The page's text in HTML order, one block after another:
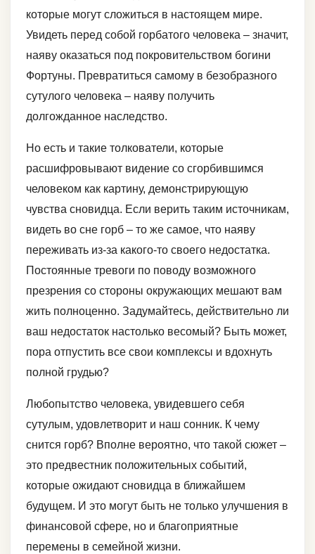
которые могут сложиться в настоящем мире.
Увидеть перед собой горбатого человека – значит,
наяву оказаться под покровительством богини
Фортуны. Превратиться самому в безобразного
сутулого человека – наяву получить
долгожданное наследство.
Но есть и такие толкователи, которые
расшифровывают видение со сгорбившимся
человеком как картину, демонстрирующую
чувства сновидца. Если верить таким источникам,
видеть во сне горб – то же самое, что наяву
переживать из-за какого-то своего недостатка.
Постоянные тревоги по поводу возможного
презрения со стороны окружающих мешают вам
жить полноценно. Задумайтесь, действительно ли
ваш недостаток настолько весомый? Быть может,
пора отпустить все свои комплексы и вдохнуть
полной грудью?
Любопытство человека, увидевшего себя
сутулым, удовлетворит и наш сонник. К чему
снится горб? Вполне вероятно, что такой сюжет –
это предвестник положительных событий,
которые ожидают сновидца в ближайшем
будущем. И это могут быть не только улучшения в
финансовой сфере, но и благоприятные
перемены в семейной жизни.